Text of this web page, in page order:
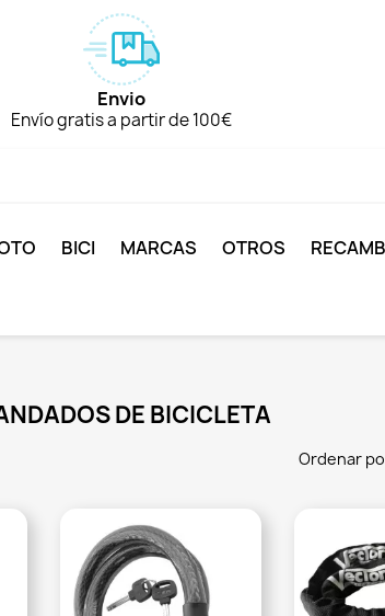
Envio
Envío gratis a partir de 100€
BICI MARCAS OTROS
DE BICICLETA
Ordenar